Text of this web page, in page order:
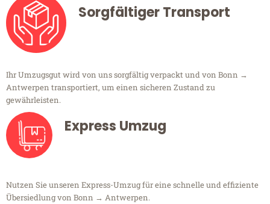
Sorgfältiger Transport
Ihr Umzugsgut wird von uns sorgfältig verpackt und von Bonn →
Antwerpen transportiert, um einen sicheren Zustand zu
gewährleisten.
Express Umzug
Nutzen Sie unseren Express-Umzug für eine schnelle und effiziente
Übersiedlung von Bonn → Antwerpen.